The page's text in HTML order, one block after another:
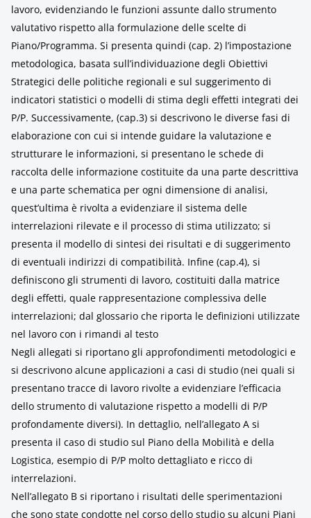
lavoro, evidenziando le funzioni assunte dallo strumento
valutativo rispetto alla formulazione delle scelte di
Piano/Programma. Si presenta quindi (cap. 2) l’impostazione
metodologica, basata sull’individuazione degli Obiettivi
Strategici delle politiche regionali e sul suggerimento di
indicatori statistici o modelli di stima degli effetti integrati dei
P/P. Successivamente, (cap.3) si descrivono le diverse fasi di
elaborazione con cui si intende guidare la valutazione e
strutturare le informazioni, si presentano le schede di
raccolta delle informazione costituite da una parte descrittiva
e una parte schematica per ogni dimensione di analisi,
quest’ultima è rivolta a evidenziare il sistema delle
interrelazioni rilevate e il processo di stima utilizzato; si
presenta il modello di sintesi dei risultati e di suggerimento
di eventuali indirizzi di compatibilità. Infine (cap.4), si
definiscono gli strumenti di lavoro, costituiti dalla matrice
degli effetti, quale rappresentazione complessiva delle
interrelazioni; dal glossario che riporta le definizioni utilizzate
nel lavoro con i rimandi al testo
Negli allegati si riportano gli approfondimenti metodologici e
si descrivono alcune applicazioni a casi di studio (nei quali si
presentano tracce di lavoro rivolte a evidenziare l’efficacia
dello strumento di valutazione rispetto a modelli di P/P
profondamente diversi). In dettaglio, nell’allegato A si
presenta il caso di studio sul Piano della Mobilità e della
Logistica, esempio di P/P molto dettagliato e ricco di
interrelazioni.
Nell’allegato B si riportano i risultati delle sperimentazioni
che sono state condotte nel corso dello studio su alcuni Piani